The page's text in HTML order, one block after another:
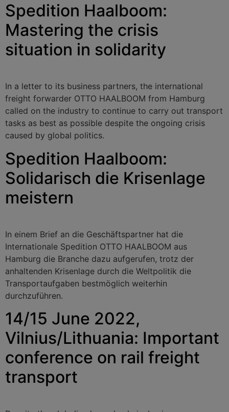
Spedition Haalboom:
Mastering the crisis
situation in solidarity
In a letter to its business partners, the international
freight forwarder OTTO HAALBOOM from Hamburg
called on the industry to continue to carry out transport
tasks as best as possible despite the ongoing crisis
caused by global politics.
Spedition Haalboom:
Solidarisch die Krisenlage
meistern
In einem Brief an die Geschäftspartner hat die
Internationale Spedition OTTO HAALBOOM aus
Hamburg die Branche dazu aufgerufen, trotz der
anhaltenden Krisenlage durch die Weltpolitik die
Transportaufgaben bestmöglich weiterhin
durchzuführen.
14/15 June 2022,
Vilnius/Lithuania: Important
conference on rail freight
transport